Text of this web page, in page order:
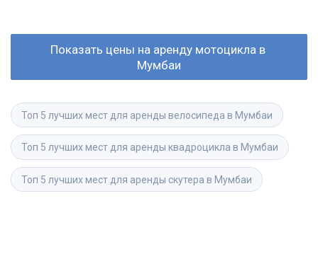
Показать цены на аренду мотоцикла в
Мумбаи
Топ 5 лучших мест для аренды велосипеда в Мумбаи
Топ 5 лучших мест для аренды квадроцикла в Мумбаи
Топ 5 лучших мест для аренды скутера в Мумбаи